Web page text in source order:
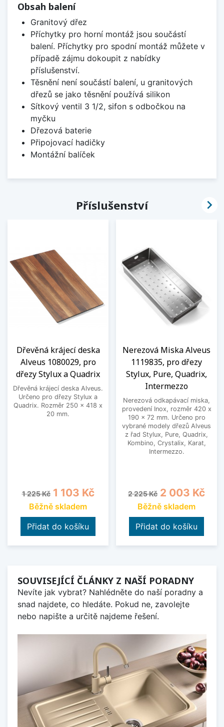
Obsah balení
Granitový dřez
Příchytky pro horní montáž jsou součástí
balení. Příchytky pro spodní montáž můžete v
případě zájmu dokoupit z nabídky
příslušenství.
Těsnění není součástí balení, u granitových
dřezů se jako těsnění používá silikon
Sítkový ventil 3 1/2, sifon s odbočkou na
myčku
Dřezová baterie
Připojovací hadičky
Montážní balíček
Příslušenství
Dřevěná krájecí deska
Alveus 1080029, pro
dřezy Stylux a Quadrix
Dřevěná krájecí deska Alveus.
Určeno pro dřezy Stylux a
Quadrix. Rozměr 250 x 418 x
20 mm.
Běžná cena
1 225 Kč Cena
1 103 Kč
Běžně skladem
Přidat do košíku
Nerezová Miska Alveus
1119835, pro dřezy
Stylux, Pure, Quadrix,
Intermezzo
Nerezová odkapávací miska,
provedení Inox, rozměr 420 x
190 x 72 mm. Určeno pro
vybrané modely dřezů Alveus
z řad Stylux, Pure, Quadrix,
Kombino, Crystalix, Karat,
Intermezzo.
Běžná cena
2 225 Kč Cena
2 003 Kč
Běžně skladem
Přidat do košíku

SOUVISEJÍCÍ ČLÁNKY Z NAŠÍ PORADNY
Nevíte jak vybrat? Nahlédněte do naší poradny a
snad najdete, co hledáte. Pokud ne, zavolejte
nebo napište a určitě najdeme řešení.